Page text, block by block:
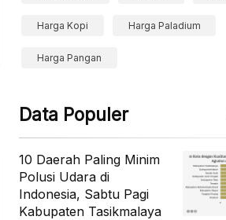
Harga Kopi Harga Paladium
Harga Pangan
Data Populer
10 Daerah Paling Minim
Polusi Udara di
Indonesia, Sabtu Pagi
Kabupaten Tasikmalaya